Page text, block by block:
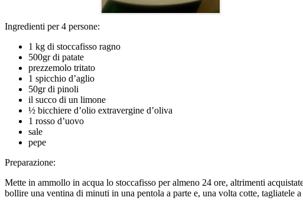
Ingredienti per 4 persone:
1 kg di stoccafisso ragno
500gr di patate
prezzemolo tritato
1 spicchio d’aglio
50gr di pinoli
il succo di un limone
½ bicchiere d’olio extravergine d’oliva
1 rosso d’uovo
sale
pepe
Preparazione:
Mette in ammollo in acqua lo stoccafisso per almeno 24 ore, altrimenti
bollire una ventina di minuti in una pentola a parte e, una volta cotte, tagliatele a